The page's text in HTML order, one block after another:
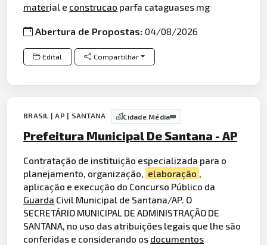
material e construcao parfa cataguases mg
Abertura de Propostas:04/08/2026
Edital Compartilhar
BRASIL | AP | SANTANA Cidade Média
Prefeitura Municipal De Santana - AP
Contratação de instituição especializada para o
planejamento, organização,
elaboração
aplicação e execução do Concurso Público da
Guarda Civil Municipal de Santana/AP. O
SECRETÁRIO MUNICIPAL DE ADMINISTRAÇÃO DE
SANTANA, no uso das atribuições legais que lhe são
conferidas e considerando os documentos